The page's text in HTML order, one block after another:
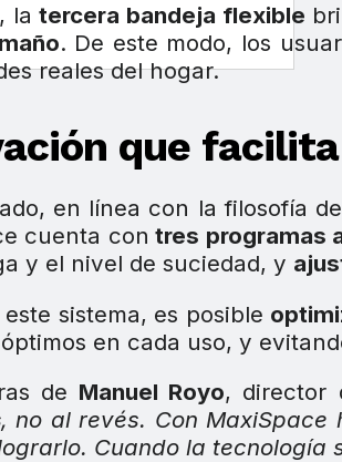
latercera bandeja flexible
. De este modo, los
reales del hogar.
que
en línea con la filosofía
cuenta con tres programas
y el nivel de suciedad, y
sistema, es posible
en cada uso, y
de Manuel Royo, director
, no al revés. Con
Cuando la